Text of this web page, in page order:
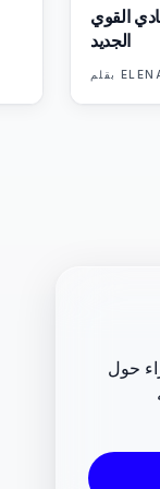
القوي
الجديد
بقلم
حول